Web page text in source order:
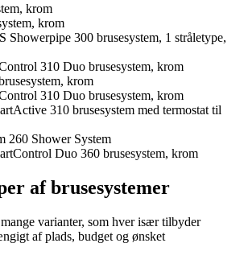
krom
krom
Showerpipe 300 brusesystem, 1 stråletype,
310 Duo brusesystem, krom
krom
310 Duo brusesystem, krom
310 brusesystem med termostat til
260 Shower System
Duo 360 brusesystem, krom
af brusesystemer
varianter, som hver især tilbyder
af plads, budget og ønsket